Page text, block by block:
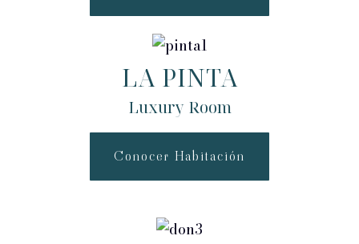
LA PINTA
Luxury Room
Conocer Habitación